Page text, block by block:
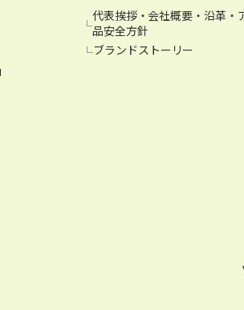
代表挨拶・会社概要・沿革・
品安全方針
ブランドストーリー